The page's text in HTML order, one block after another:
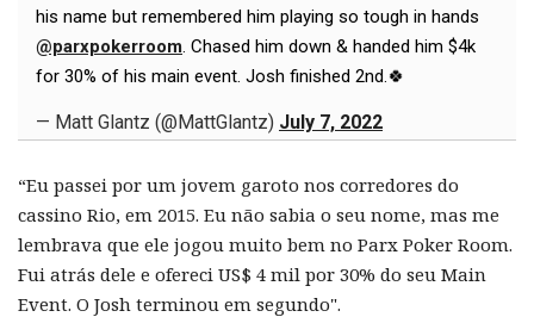
his name but remembered him playing so tough in hands
@parxpokerroom. Chased him down & handed him $4k
for 30% of his main event. Josh finished 2nd.🍀
— Matt Glantz (@MattGlantz) July 7, 2022
“Eu passei por um jovem garoto nos corredores do
cassino Rio, em 2015. Eu não sabia o seu nome, mas me
lembrava que ele jogou muito bem no Parx Poker Room.
Fui atrás dele e ofereci US$ 4 mil por 30% do seu Main
Event. O Josh terminou em segundo".